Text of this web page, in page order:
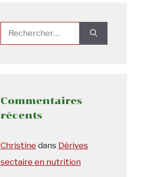
Rechercher :
Commentaires
récents
Christine dans Dérives
sectaire en nutrition